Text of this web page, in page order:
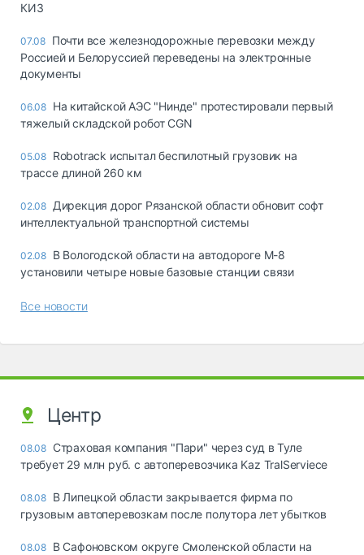
КИЗ
07.08 Почти все железнодорожные перевозки между
Россией и Белоруссией переведены на электронные
документы
06.08 На китайской АЭС "Нинде" протестировали первый
тяжелый складской робот CGN
05.08 Robotrack испытал беспилотный грузовик на
трассе длиной 260 км
02.08 Дирекция дорог Рязанской области обновит софт
интеллектуальной транспортной системы
02.08 В Вологодской области на автодороге М-8
установили четыре новые базовые станции связи
Все новости
Центр
08.08 Страховая компания "Пари" через суд в Туле
требует 29 млн руб. с автоперевозчика Kaz TralServiece
08.08 В Липецкой области закрывается фирма по
грузовым автоперевозкам после полутора лет убытков
08.08 В Сафоновском округе Смоленской области на